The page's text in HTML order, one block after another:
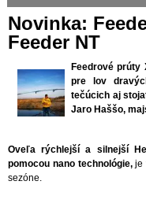
Novinka:
Feeder NT
Feedrové prúty
pre lov
tečúcich aj
Jaro Haššo,
Oveľa rýchlejší a silnejší
pomocou nano technológie,je
sezóne.